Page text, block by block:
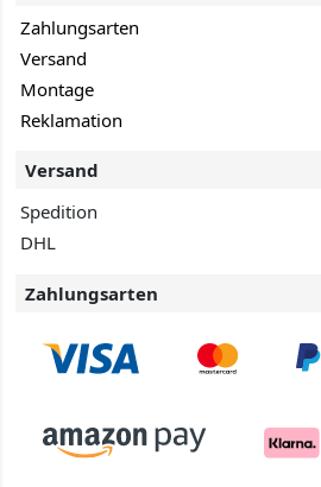
Zahlungsarten
Versand
Montage
Reklamation
Versand
Spedition
DHL
Zahlungsarten